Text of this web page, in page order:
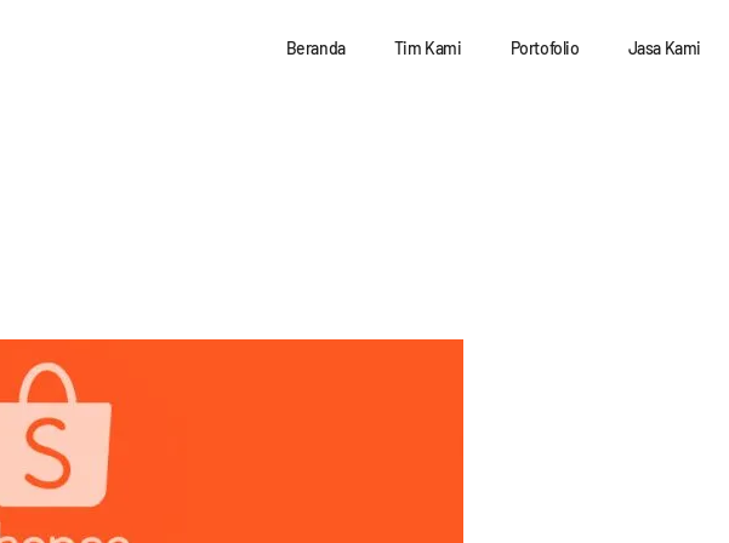
Beranda Tim Kami Portofolio Jasa Kami